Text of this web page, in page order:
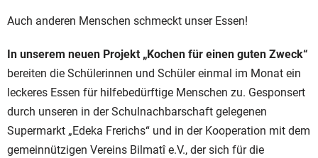
Auch anderen Menschen schmeckt unser Essen!
In unserem neuen Projekt „Kochen für einen guten Zweck“
bereiten die Schülerinnen und Schüler einmal im Monat ein
leckeres Essen für hilfebedürftige Menschen zu. Gesponsert
durch unseren in der Schulnachbarschaft gelegenen
Supermarkt „Edeka Frerichs“ und in der Kooperation mit dem
gemeinnützigen Vereins Bilmatî e.V., der sich für die